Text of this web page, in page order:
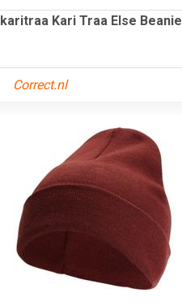
karitraa Kari Traa Else Beanie
Correct.nl